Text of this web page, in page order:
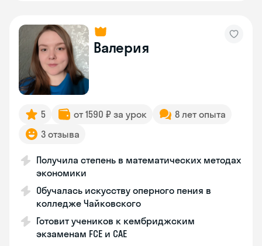
Валерия
5 от 1590 ₽ за урок
8 лет опыта
3 отзыва
Получила степень в математических методах
экономики
Обучалась искусству оперного пения в
колледже Чайковского
Готовит учеников к кембриджским
экзаменам FCE и CAE